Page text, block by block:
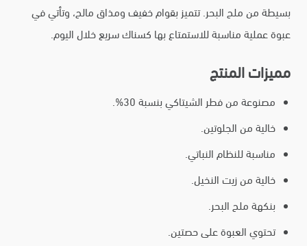
بسيطة من ملح البحر. تتميز بقوام خفيف ومذاق مالح، وتأتي في
عبوة عملية مناسبة للاستمتاع بها كسناك سريع خلال اليوم.
مميزات المنتج
مصنوعة من فطر الشيتاكي بنسبة 30%.
خالية من الجلوتين.
مناسبة للنظام النباتي.
خالية من زيت النخيل.
بنكهة ملح البحر.
تحتوي العبوة على حصتين.